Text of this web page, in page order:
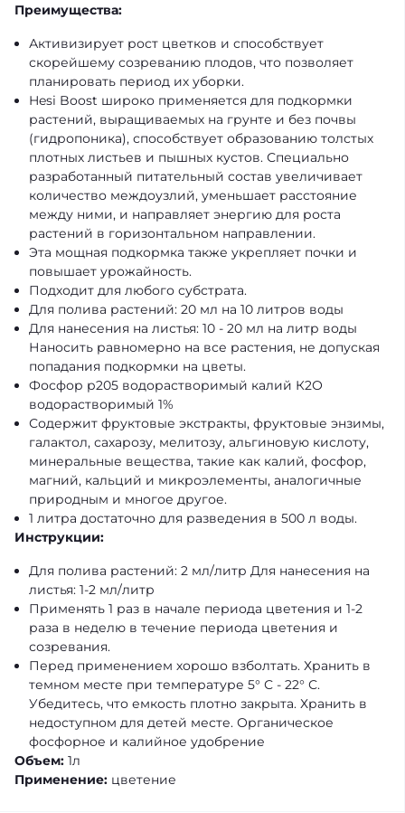
Преимущества:
Активизирует рост цветков и способствует
скорейшему созреванию плодов, что позволяет
планировать период их уборки.
Hesi Boost широко применяется для подкормки
растений, выращиваемых на грунте и без почвы
(гидропоника), способствует образованию толстых
плотных листьев и пышных кустов. Специально
разработанный питательный состав увеличивает
количество междоузлий, уменьшает расстояние
между ними, и направляет энергию для роста
растений в горизонтальном направлении.
Эта мощная подкормка также укрепляет почки и
повышает урожайность.
Подходит для любого субстрата.
Для полива растений: 20 мл на 10 литров воды
Для нанесения на листья: 10 - 20 мл на литр воды
Наносить равномерно на все растения, не допуская
попадания подкормки на цветы.
Фосфор р205 водорастворимый калий К2О
водорастворимый 1%
Содержит фруктовые экстракты, фруктовые энзимы,
галактол, сахарозу, мелитозу, альгиновую кислоту,
минеральные вещества, такие как калий, фосфор,
магний, кальций и микроэлементы, аналогичные
природным и многое другое.
1 литра достаточно для разведения в 500 л воды.
Инструкции:
Для полива растений: 2 мл/литр Для нанесения на
листья: 1-2 мл/литр
Применять 1 раз в начале периода цветения и 1-2
раза в неделю в течение периода цветения и
созревания.
Перед применением хорошо взболтать. Хранить в
темном месте при температуре 5° С - 22° С.
Убедитесь, что емкость плотно закрыта. Хранить в
недоступном для детей месте. Органическое
фосфорное и калийное удобрение
Объем: 1л
Применение: цветение